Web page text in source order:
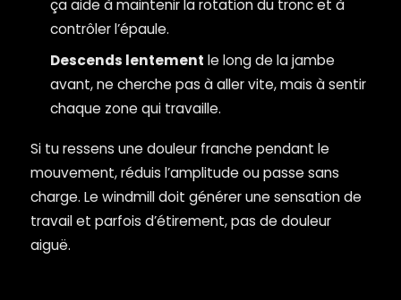
ça aide à maintenir la rotation du tronc et à
contrôler l’épaule.
Descends lentement le long de la jambe
avant, ne cherche pas à aller vite, mais à sentir
chaque zone qui travaille.
Si tu ressens une douleur franche pendant le
mouvement, réduis l’amplitude ou passe sans
charge. Le windmill doit générer une sensation de
travail et parfois d’étirement, pas de douleur
aiguë.